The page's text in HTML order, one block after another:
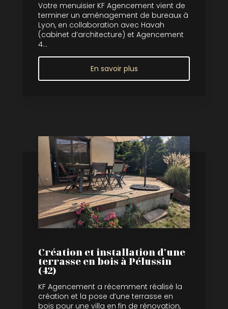
Votre menuisier KF Agencement vient de
terminer un aménagement de bureaux à
Lyon, en collaboration avec Havah
(cabinet d’architecture) et Agencement
4...
En savoir plus
Création et installation d'une
terrasse en bois à Pélussin
(42)
KF Agencement a récemment réalisé la
création et la pose d’une terrasse en
bois pour une villa en fin de rénovation,